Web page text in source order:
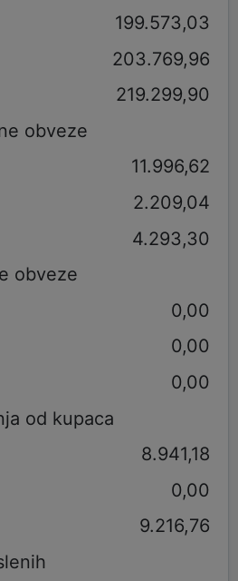
199.573,03
203.769,96
219.299,90
obveze
11.996,62
2.209,04
4.293,30
obveze
0,00
0,00
0,00
od kupaca
8.941,18
0,00
9.216,76